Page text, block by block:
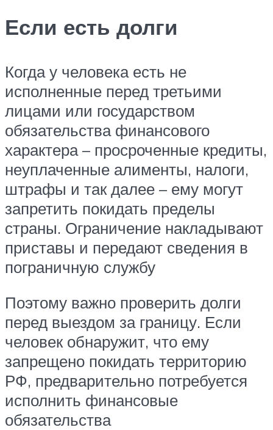
Если есть долги
Когда у человека есть не
исполненные перед третьими
лицами или государством
обязательства финансового
характера – просроченные кредиты,
неуплаченные алименты, налоги,
штрафы и так далее – ему могут
запретить покидать пределы
страны. Ограничение накладывают
приставы и передают сведения в
пограничную службу
Поэтому важно проверить долги
перед выездом за границу. Если
человек обнаружит, что ему
запрещено покидать территорию
РФ, предварительно потребуется
исполнить финансовые
обязательства